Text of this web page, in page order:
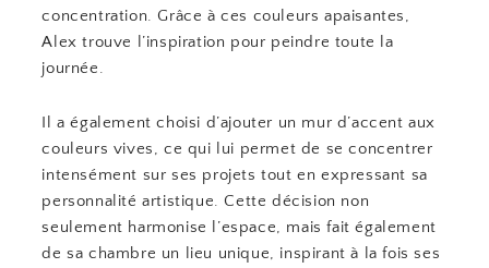
concentration. Grâce à ces couleurs apaisantes,
Alex trouve l’inspiration pour peindre toute la
journée.
Il a également choisi d’ajouter un mur d’accent aux
couleurs vives, ce qui lui permet de se concentrer
intensément sur ses projets tout en expressant sa
personnalité artistique. Cette décision non
seulement harmonise l’espace, mais fait également
de sa chambre un lieu unique, inspirant à la fois ses